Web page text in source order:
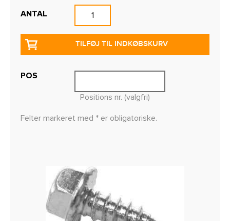
ANTAL
TILFØJ TIL INDKØBSKURV
POS
Positions nr. (valgfri)
Felter markeret med * er obligatoriske.